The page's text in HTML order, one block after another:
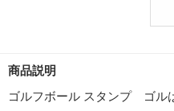
商品説明
ゴルフボール スタンプ ゴル